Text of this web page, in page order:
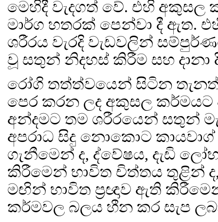
මෙහිදී වැදගත් වේ. එහි අකුසල
මාර්ග හතරක් පෙන්වා දී ඇත.
ශරීරය වැරදි වැඩවලින්
වූ සතුන් නිදහස් කිරීම සහ දානා
රෝගි තත්ත්වයෙන් සිටින
පෙර කරන ලද අකුසල කර්මයට
අන්දමට තම ශරීරයෙන් සතුන්
අපරාධ සිදු නොකොට
ගැනීමෙන් ද, ද්වේෂය, දැඩි
කිරීමෙන් භාවිත චිත්තය තුළින් ද,
මඟින් භාවිත ප්‍රඥාව ඇති
කර්මවල බලය හීන කර සැප